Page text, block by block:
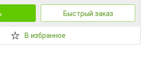
Быстрый заказ
В избранное